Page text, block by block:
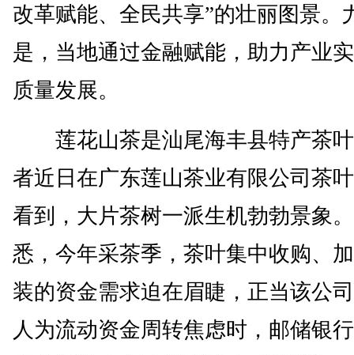
改革赋能、全民共享”的壮丽图景。
是，当地通过金融赋能，助力产业
质量发展。
莲花山茶是汕尾海丰县特产茶
者近日在广东莲山茶业有限公司茶
看到，大片茶树一派生机勃勃景象
悉，今年采茶季，茶叶集中收购、
装的资金需求迫在眉睫，正当该公
人为流动资金周转焦虑时，邮储银